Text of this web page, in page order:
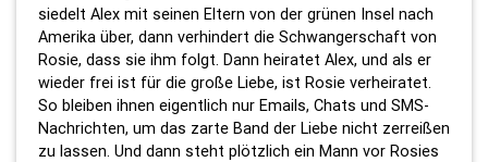
siedelt Alex mit seinen Eltern von der grünen Insel nach
Amerika über, dann verhindert die Schwangerschaft von
Rosie, dass sie ihm folgt. Dann heiratet Alex, und als er
wieder frei ist für die große Liebe, ist Rosie verheiratet.
So bleiben ihnen eigentlich nur Emails, Chats und SMS-
Nachrichten, um das zarte Band der Liebe nicht zerreißen
zu lassen. Und dann steht plötzlich ein Mann vor Rosies